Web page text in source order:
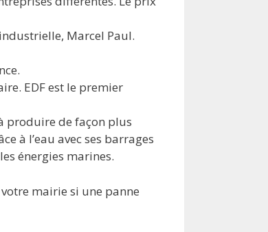
Marcel Paul.
EDF est le premier
produire de façon plus
à l’eau avec ses barrages
énergies marines.
mairie si une panne